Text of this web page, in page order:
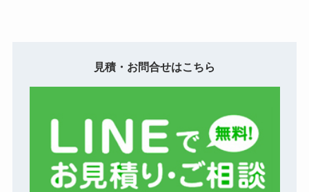
見積・お問合せはこちら